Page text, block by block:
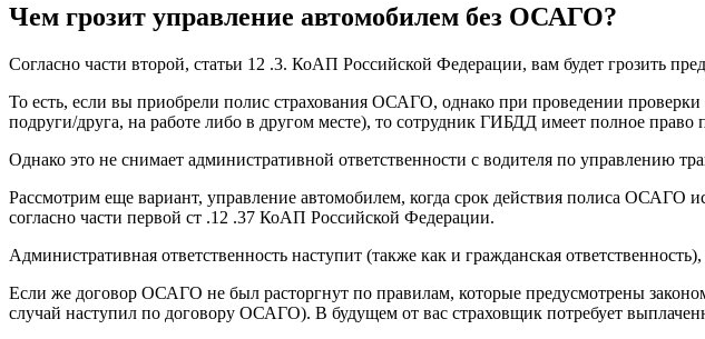
Чем грозит управление автомобилем без ОСАГО?
Согласно части второй, статьи 12 .3. КоАП Российской Федерации, вам будет грозить
То есть, если вы приобрели полис страхования ОСАГО, однако при проведении
подруги/друга, на работе либо в другом месте), то сотрудник ГИБДД имеет полное право
Однако это не снимает административной ответственности с водителя по управлению
Рассмотрим еще вариант, управление автомобилем, когда срок действия полиса ОСАГО
согласно части первой ст .12 .37 КоАП Российской Федерации.
Административная ответственность наступит (также как и гражданская
Если же договор ОСАГО не был расторгнут по правилам, которые предусмотрены
случай наступил по договору ОСАГО). В будущем от вас страховщик потребует